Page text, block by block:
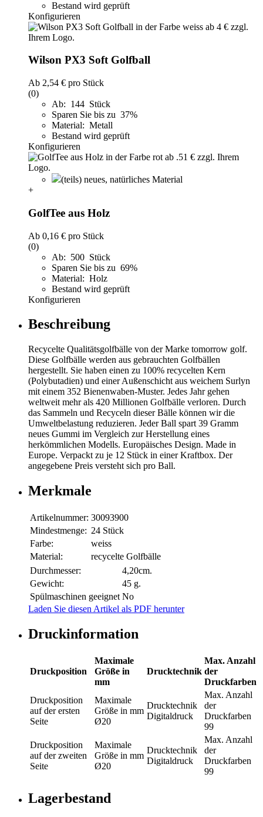
Bestand wird geprüft
Konfigurieren
Wilson PX3 Soft Golfball
Ab 2,54 € pro Stück
(0)
Ab: 144 Stück
Sparen Sie bis zu 37%
Material: Metall
Bestand wird geprüft
Konfigurieren
(teils) neues, natürliches Material
+
GolfTee aus Holz
Ab 0,16 € pro Stück
(0)
Ab: 500 Stück
Sparen Sie bis zu 69%
Material: Holz
Bestand wird geprüft
Konfigurieren
Beschreibung
Recycelte Qualitätsgolfbälle von der Marke tomorrow golf.
Diese Golfbälle werden aus gebrauchten Golfbällen
hergestellt. Sie haben einen zu 100% recycelten Kern
(Polybutadien) und einer Außenschicht aus weichem Surlyn
mit einem 352 Bienenwaben-Muster. Jedes Jahr gehen
weltweit mehr als 420 Millionen Golfbälle verloren. Durch
das Sammeln und Recyceln dieser Bälle können wir die
Umweltbelastung reduzieren. Jeder Ball spart 39 Gramm
neues Gummi im Vergleich zur Herstellung eines
herkömmlichen Modells. Europäisches Design. Made in
Europe. Verpackt zu je 12 Stück in einer Kraftbox. Der
angegebene Preis versteht sich pro Ball.
Merkmale
Artikelnummer: 30093900
Mindestmenge: 24 Stück
Farbe:
weiss
Material:
recycelte Golfbälle
Durchmesser:
4,20cm.
Gewicht:
45 g.
Spülmaschinen geeignet No
Laden Sie diesen Artikel als PDF herunter
Druckinformation
Druckposition
Maximale
Größe in
mm
Drucktechnik
Max. Anzahl
der
Druckfarben
Druckposition
auf der ersten
Seite
Maximale
Größe in mm
Ø20
Drucktechnik
Digitaldruck
Max. Anzahl
der
Druckfarben
99
Druckposition
auf der zweiten
Seite
Maximale
Größe in mm
Ø20
Drucktechnik
Digitaldruck
Max. Anzahl
der
Druckfarben
99
Lagerbestand